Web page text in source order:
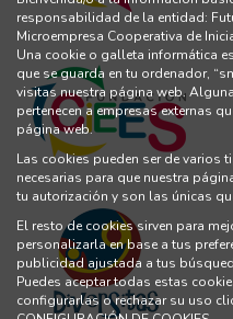
responsabilidad de la entidad:
Microempresa Cooperativa de
Una cookie o galleta informática
que se guarda en tu ordenador,
visitas nuestra página web.
pertenecen a empresas externas
página web.
Las cookies pueden ser de varios
necesarias para que nuestra
tu autorización y son las únicas
El resto de cookies sirven para
personalizarla en base a tus
publicidad ajustada a tus
Puedes aceptar todas estas
configurarlas o rechazar su uso